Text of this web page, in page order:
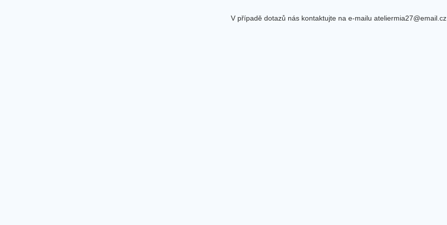
V případě dotazů nás kontaktujte na e-mailu ateliermia27@email.cz